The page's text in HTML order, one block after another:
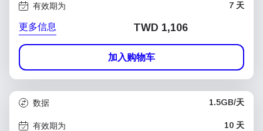
有效期为 7 天
更多信息 TWD 1,106
加入购物车
数据 1.5GB/天
有效期为 10 天